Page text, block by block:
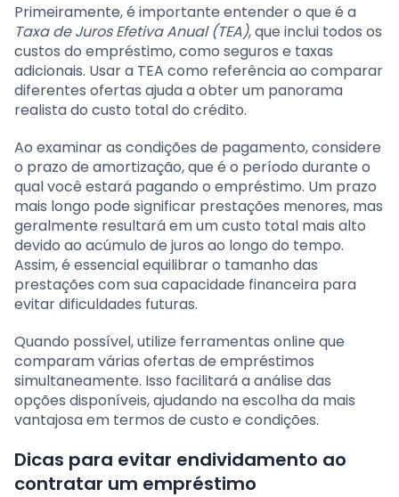
Primeiramente, é importante entender o que é a
Taxa de Juros Efetiva Anual (TEA), que inclui todos os
custos do empréstimo, como seguros e taxas
adicionais. Usar a TEA como referência ao comparar
diferentes ofertas ajuda a obter um panorama
realista do custo total do crédito.
Ao examinar as condições de pagamento, considere
o prazo de amortização, que é o período durante o
qual você estará pagando o empréstimo. Um prazo
mais longo pode significar prestações menores, mas
geralmente resultará em um custo total mais alto
devido ao acúmulo de juros ao longo do tempo.
Assim, é essencial equilibrar o tamanho das
prestações com sua capacidade financeira para
evitar dificuldades futuras.
Quando possível, utilize ferramentas online que
comparam várias ofertas de empréstimos
simultaneamente. Isso facilitará a análise das
opções disponíveis, ajudando na escolha da mais
vantajosa em termos de custo e condições.
Dicas para evitar endividamento ao
contratar um empréstimo